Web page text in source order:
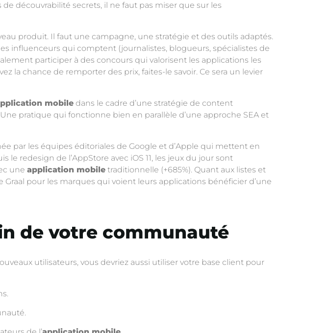
découvrabilité secrets, il ne faut pas miser que sur les
produit. Il faut une campagne, une stratégie et des outils adaptés.
influenceurs qui comptent (journalistes, blogueurs, spécialistes de
participer à des concours qui valorisent les applications les
la chance de remporter des prix, faites-le savoir. Ce sera un levier
mobile dans le cadre d’une stratégie de content
pratique qui fonctionne bien en parallèle d’une approche SEA et
par les équipes éditoriales de Google et d’Apple qui mettent en
le redesign de l’AppStore avec iOS 11, les jeux du jour sont
une application mobile traditionnelle (+685%). Quant aux listes et
Graal pour les marques qui voient leurs applications bénéficier d’une
de votre communauté
utilisateurs, vous devriez aussi utiliser votre base client pour